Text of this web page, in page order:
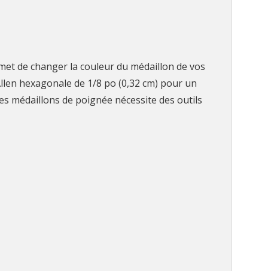
de changer la couleur du médaillon de vos
hexagonale de 1/8 po (0,32 cm) pour un
médaillons de poignée nécessite des outils